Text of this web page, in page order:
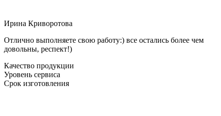
Ирина Криворотова
Отлично выполняете свою работу:) все остались более чем
довольны, респект!)
Качество продукции
Уровень сервиса
Срок изготовления